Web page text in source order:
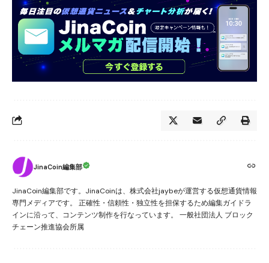
JinaCoin編集部
JinaCoin編集部です。JinaCoinは、株式会社jaybeが運営する仮想通貨情報
専門メディアです。 正確性・信頼性・独立性を担保するため編集ガイドラ
インに沿って、コンテンツ制作を行なっています。 一般社団法人 ブロック
チェーン推進協会所属